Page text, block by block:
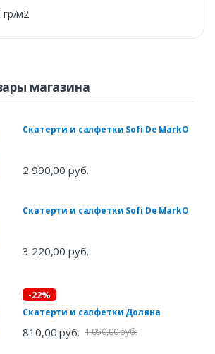
гр/м2
магазина
Скатерти и салфетки Sofi De MarkO
2 990,00 руб.
Скатерти и салфетки Sofi De MarkO
3 220,00 руб.
-22%
Скатерти и салфетки Доляна
810,00 руб. 1 050,00 руб.